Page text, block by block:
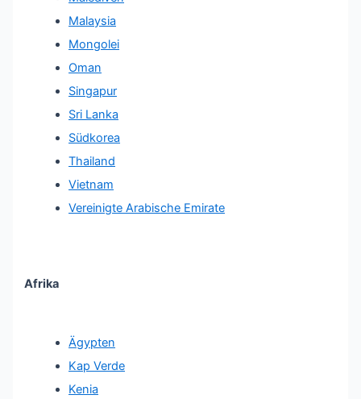
Malaysia
Mongolei
Oman
Singapur
Sri Lanka
Südkorea
Thailand
Vietnam
Vereinigte Arabische Emirate
Afrika
Ägypten
Kap Verde
Kenia